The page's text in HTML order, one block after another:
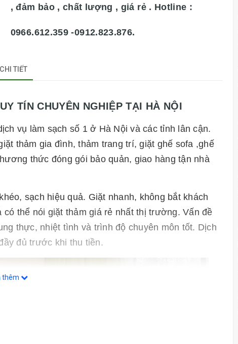
, đảm bảo , chất lượng , giá rẻ . Hotline :
0966.612.359 -0912.823.876.
TIẾT
CHUYÊN NGHIỆP TẠI HÀ NỘI
vụ làm sạch số 1 ở Hà Nội và các tỉnh lân cận.
thảm gia đình, thảm trang trí, giặt ghế sofa ,ghế
thức đóng gói bảo quản, giao hàng tận nhà
sạch hiệu quả. Giặt nhanh, không bắt khách
thể nói giặt thảm giá rẻ nhất thị trường. Vấn đề
thực, nhiệt tình và trình độ chuyên môn tốt. Dịch
đủ trước khi thu tiền.
thêm